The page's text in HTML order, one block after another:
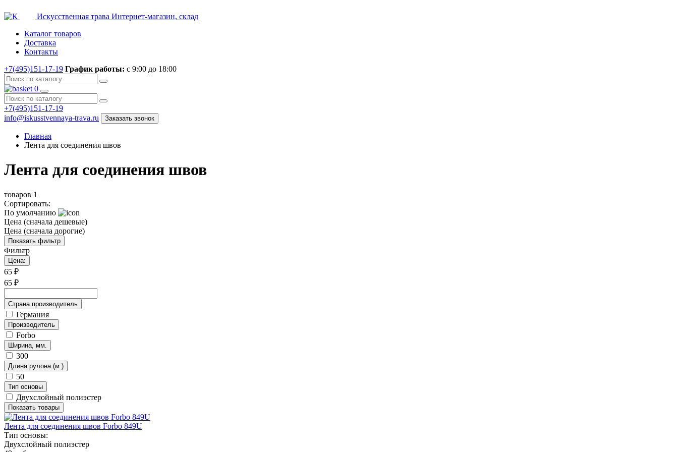
Искусственная трава Интернет-магазин, склад
Каталог товаров
Доставка
Контакты
+7(495)151-17-19 График работы: с 9:00 до 18:00
0
+7(495)151-17-19
info@iskusstvennaya-trava.ru
Заказать звонок
Главная
Лента для соединения швов
Лента для соединения швов
товаров 1
Сортировать:
По умолчанию
Цена (сначала дешевые)
Цена (сначала дорогие)
Показать фильтр
Фильтр
Цена:
65 ₽
65 ₽
Страна производитель
Германия
Производитель
Forbo
Ширина, мм.
300
Длина рулона (м.)
50
Тип основы
Двухслойный полиэстер
Показать товары
Лента для соединения швов Forbo 849U
Тип основы:
Двухслойный полиэстер